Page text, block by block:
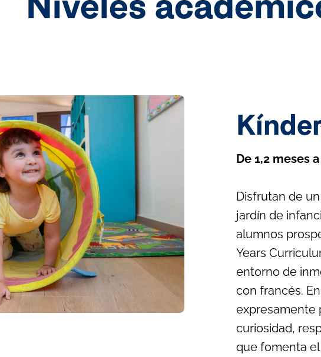
Niveles
De 1,2 meses
Disfrutan de
jardín de
alumnos
Years
entorno de
con francés.
expresamente
curiosidad,
que fomenta